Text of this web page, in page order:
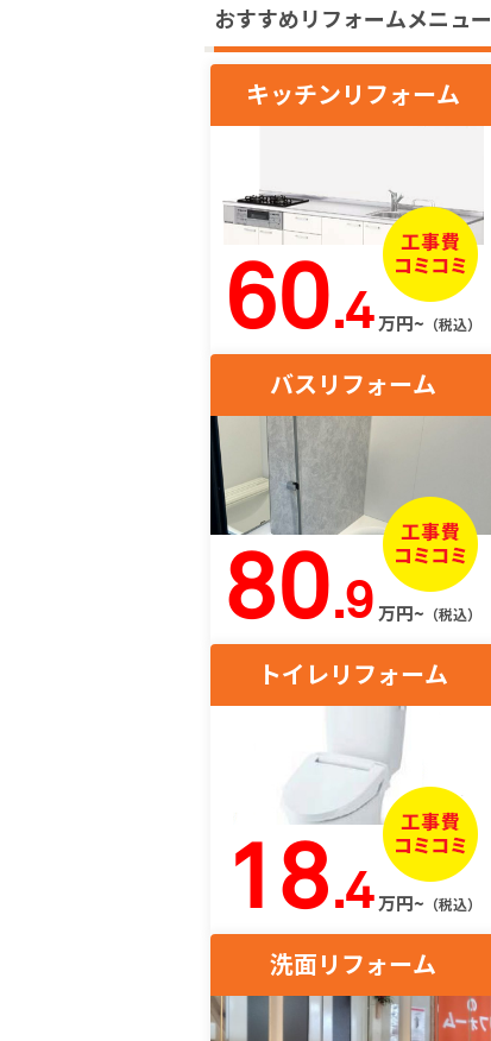
おすすめリフォームメニュー
キッチンリフォーム
60.4万円~ （税込）
バスリフォーム
80.9 万円~ （税込）
トイレリフォーム
18.4万円~ （税込）
洗面リフォーム